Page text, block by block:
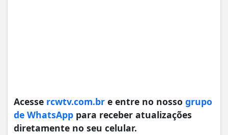
Acesse rcwtv.com.br e entre no nosso grupo
de WhatsApp para receber atualizações
diretamente no seu celular.